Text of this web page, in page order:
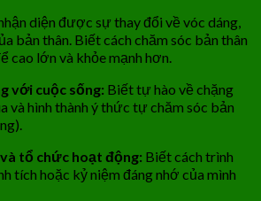
diện được sự thay đổi về vóc dáng,
bản thân. Biết cách chăm sóc bản thân
cao lớn và khỏe mạnh hơn.
với cuộc sống: Biết tự hào về chặng
và hình thành ý thức tự chăm sóc bản
tổ chức hoạt động: Biết cách trình
tích hoặc kỷ niệm đáng nhớ của mình